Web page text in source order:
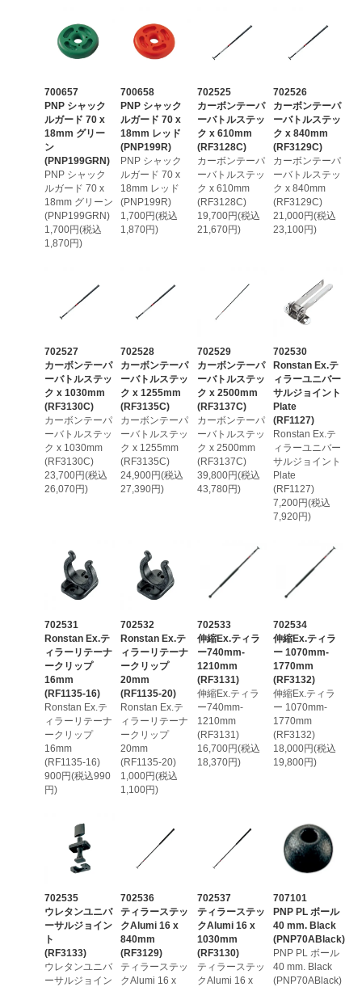
700657
PNP シャック
ルガード 70 x
18mm グリー
ン
(PNP199GRN)
PNP シャック
ルガード 70 x
18mm グリーン
(PNP199GRN)
1,700円(税込
1,870円)
700658
PNP シャック
ルガード 70 x
18mm レッド
(PNP199R)
PNP シャック
ルガード 70 x
18mm レッド
(PNP199R)
1,700円(税込
1,870円)
702525
カーボンテーパ
ーバトルステッ
ク x 610mm
(RF3128C)
カーボンテーパ
ーバトルステッ
ク x 610mm
(RF3128C)
19,700円(税込
21,670円)
702526
カーボンテーパ
ーバトルステッ
ク x 840mm
(RF3129C)
カーボンテーパ
ーバトルステッ
ク x 840mm
(RF3129C)
21,000円(税込
23,100円)
702527
カーボンテーパ
ーバトルステッ
ク x 1030mm
(RF3130C)
カーボンテーパ
ーバトルステッ
ク x 1030mm
(RF3130C)
23,700円(税込
26,070円)
702528
カーボンテーパ
ーバトルステッ
ク x 1255mm
(RF3135C)
カーボンテーパ
ーバトルステッ
ク x 1255mm
(RF3135C)
24,900円(税込
27,390円)
702529
カーボンテーパ
ーバトルステッ
ク x 2500mm
(RF3137C)
カーボンテーパ
ーバトルステッ
ク x 2500mm
(RF3137C)
39,800円(税込
43,780円)
702530
Ronstan Ex.テ
ィラーユニバー
サルジョイント
Plate
(RF1127)
Ronstan Ex.テ
ィラーユニバー
サルジョイント
Plate
(RF1127)
7,200円(税込
7,920円)
702531
Ronstan Ex.テ
ィラーリテーナ
ークリップ
16mm
(RF1135-16)
Ronstan Ex.テ
ィラーリテーナ
ークリップ
16mm
(RF1135-16)
900円(税込990
円)
702532
Ronstan Ex.テ
ィラーリテーナ
ークリップ
20mm
(RF1135-20)
Ronstan Ex.テ
ィラーリテーナ
ークリップ
20mm
(RF1135-20)
1,000円(税込
1,100円)
702533
伸縮Ex.ティラ
ー740mm-
1210mm
(RF3131)
伸縮Ex.ティラ
ー740mm-
1210mm
(RF3131)
16,700円(税込
18,370円)
702534
伸縮Ex.ティラ
ー 1070mm-
1770mm
(RF3132)
伸縮Ex.ティラ
ー 1070mm-
1770mm
(RF3132)
18,000円(税込
19,800円)
702535
ウレタンユニバ
ーサルジョイン
ト
(RF3133)
ウレタンユニバ
ーサルジョイン
702536
ティラーステッ
クAlumi 16 x
840mm
(RF3129)
ティラーステッ
クAlumi 16 x
702537
ティラーステッ
クAlumi 16 x
1030mm
(RF3130)
ティラーステッ
クAlumi 16 x
707101
PNP PL ボール
40 mm. Black
(PNP70ABlack)
PNP PL ボール
40 mm. Black
(PNP70ABlack)